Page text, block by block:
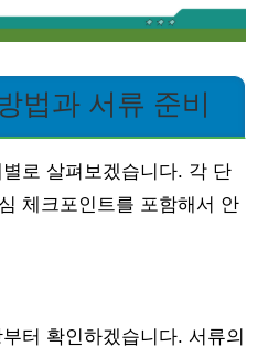
법과 서류 준비
로 살펴보겠습니다. 각 단
체크포인트를 포함해서 안
터 확인하겠습니다. 서류의